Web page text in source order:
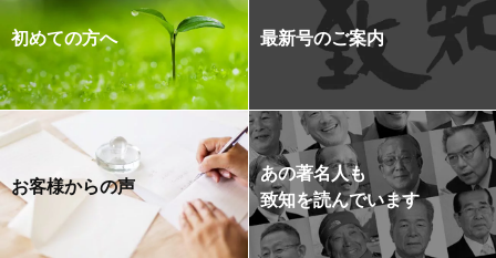
初めての方へ 最新号のご案内
お客様からの声
あの著名人も
致知を読んでいます